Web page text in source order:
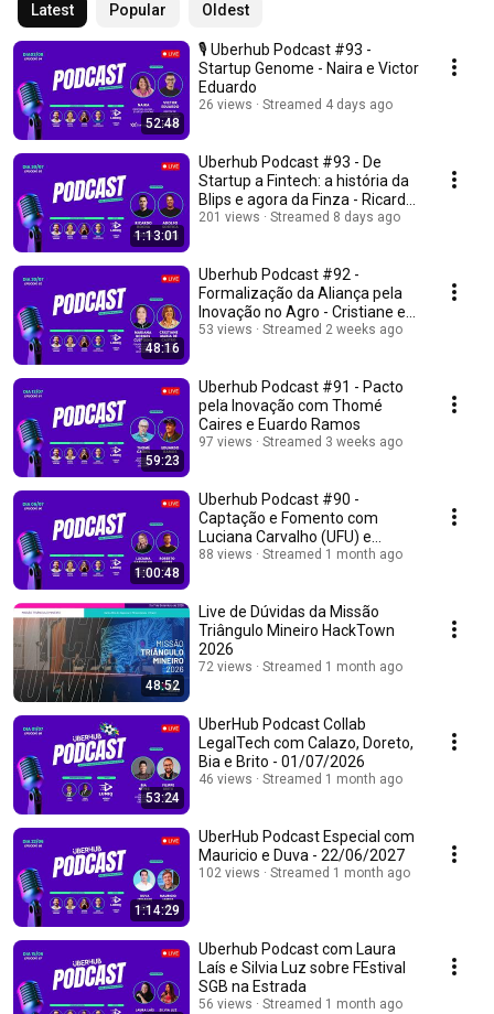
Latest Popular Oldest
52:48
🎙️ Uberhub Podcast #93 -
Startup Genome - Naira e Victor
Eduardo
26 views Streamed 4 days ago
1:13:01
Uberhub Podcast #93 - De
Startup a Fintech: a história da
Blips e agora da Finza - Ricardo
e Adolfo
201 views Streamed 8 days ago
48:16
Uberhub Podcast #92 -
Formalização da Aliança pela
Inovação no Agro - Cristiane e
Mariana
53 views Streamed 2 weeks ago
59:23
Uberhub Podcast #91 - Pacto
pela Inovação com Thomé
Caires e Euardo Ramos
97 views Streamed 3 weeks ago
1:00:48
Uberhub Podcast #90 -
Captação e Fomento com
Luciana Carvalho (UFU) e
Roberto Lopes (S4
88 views Streamed 1 month ago
48:52
Live de Dúvidas da Missão
Triângulo Mineiro HackTown
2026
72 views Streamed 1 month ago
53:24
UberHub Podcast Collab
LegalTech com Calazo, Doreto,
Bia e Brito - 01/07/2026
46 views Streamed 1 month ago
1:14:29
UberHub Podcast Especial com
Mauricio e Duva - 22/06/2027
102 views Streamed 1 month ago
Uberhub Podcast com Laura
Laís e Silvia Luz sobre FEstival
SGB na Estrada
56 views Streamed 1 month ago